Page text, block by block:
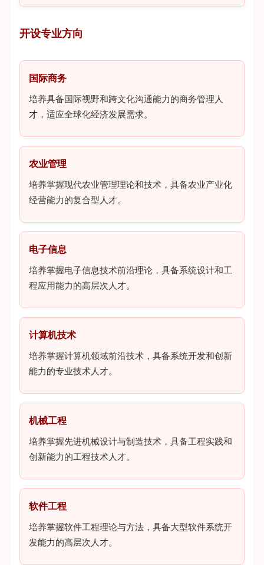
开设专业方向
国际商务
培养具备国际视野和跨文化沟通能力的商务管理人
才，适应全球化经济发展需求。
农业管理
培养掌握现代农业管理理论和技术，具备农业产业化
经营能力的复合型人才。
电子信息
培养掌握电子信息技术前沿理论，具备系统设计和工
程应用能力的高层次人才。
计算机技术
培养掌握计算机领域前沿技术，具备系统开发和创新
能力的专业技术人才。
机械工程
培养掌握先进机械设计与制造技术，具备工程实践和
创新能力的工程技术人才。
软件工程
培养掌握软件工程理论与方法，具备大型软件系统开
发能力的高层次人才。